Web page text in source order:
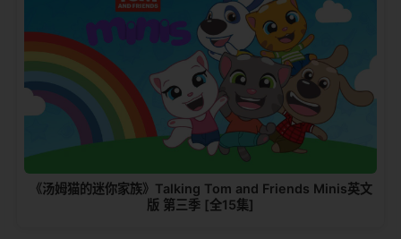
《汤姆猫的迷你家族》Talking Tom and Friends Minis英文
版 第三季 [全15集]